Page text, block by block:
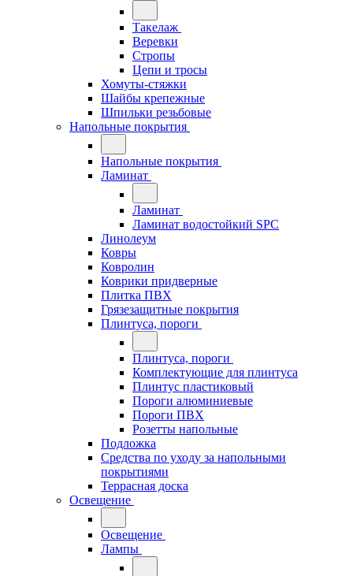
Такелаж
Веревки
Стропы
Цепи и тросы
Хомуты-стяжки
Шайбы крепежные
Шпильки резьбовые
Напольные покрытия
Напольные покрытия
Ламинат
Ламинат
Ламинат водостойкий SPC
Линолеум
Ковры
Ковролин
Коврики придверные
Плитка ПВХ
Грязезащитные покрытия
Плинтуса, пороги
Плинтуса, пороги
Комплектующие для плинтуса
Плинтус пластиковый
Пороги алюминиевые
Пороги ПВХ
Розетты напольные
Подложка
Средства по уходу за напольными
покрытиями
Террасная доска
Освещение
Освещение
Лампы